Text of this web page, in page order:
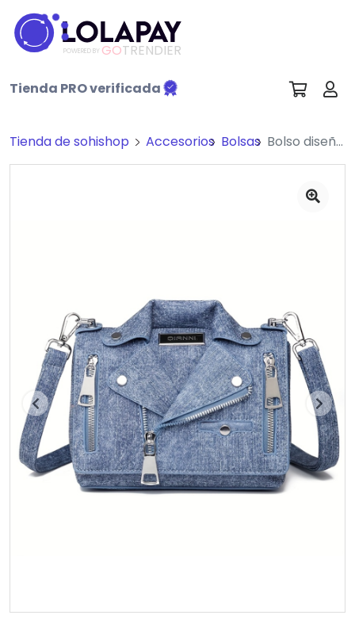
POWERED BY GOTRENDIER
Tienda PRO verificada
Tienda de sohishop Accesorios Bolsas Bolso diseño chaqueta
Previous Next